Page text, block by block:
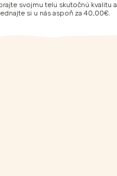
svojmu telu skutočnú kvalitu a
si u nás aspoň za 40,00€.